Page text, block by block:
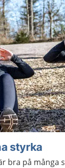
styrka
bra på många